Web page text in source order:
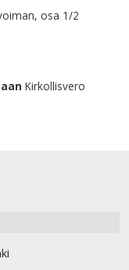
osa 1/2
Kirkollisvero